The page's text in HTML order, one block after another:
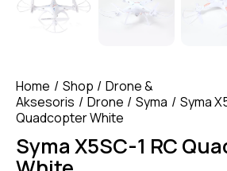
Home Shop
Drone &
Aksesoris
Drone Syma
Syma
Quadcopter White
Syma X5SC-1 RC